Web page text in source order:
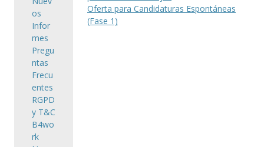
Oferta para Candidaturas Espontáneas
(Fase 1)
os
Infor
mes
Pregu
ntas
Frecu
entes
RGPD
y T&C
B4wo
rk